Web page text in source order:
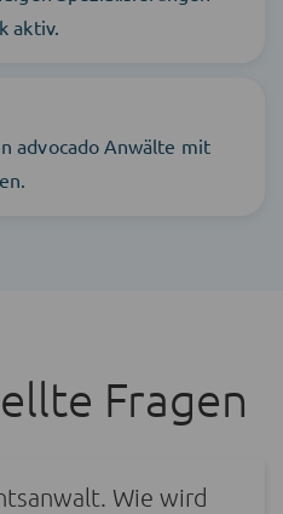
aktiv.
advocado Anwälte mit
Fragen
Wie wird